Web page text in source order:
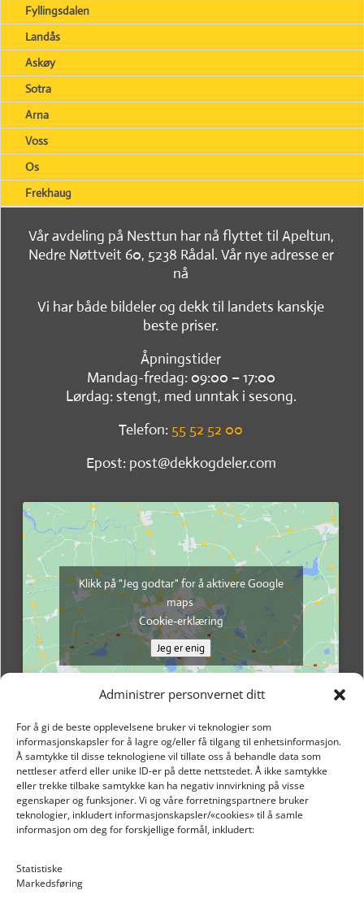
Administrer personvernet ditt
For å gi de beste opplevelsene bruker vi teknologier som
informasjonskapsler for å lagre og/eller få tilgang til enhetsinformasjon.
Å samtykke til disse teknologiene vil tillate oss å behandle data som
nettleser atferd eller unike ID-er på dette nettstedet. Å ikke samtykke
eller trekke tilbake samtykke kan ha negativ innvirkning på visse
egenskaper og funksjoner. Vi og våre forretningspartnere bruker
teknologier, inkludert informasjonskapsler/«cookies» til å samle
informasjon om deg for forskjellige formål, inkludert:
Statistiske
Markedsføring
Fyllingsdalen
Landås
Askøy
Sotra
Arna
Voss
Os
Frekhaug
Vår avdeling på Nesttun har nå flyttet til Apeltun,
Nedre Nøttveit 60, 5238 Rådal. Vår nye adresse er
nå
Vi har både bildeler og dekk til landets kanskje
beste priser.
Åpningstider
Mandag-fredag: 09:00 – 17:00
Lørdag: stengt, med unntak i sesong.
Telefon: 55 52 52 00
Epost: post@dekkogdeler.com
Klikk på "Jeg godtar" for å aktivere Google
maps
Cookie-erklæring
Jeg er enig